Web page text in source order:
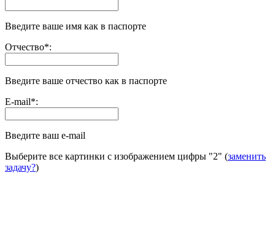
Введите ваше имя как в паспорте
Отчество*:
Введите ваше отчество как в паспорте
E-mail*:
Введите ваш e-mail
Выберите все картинки с изображением цифры "2" (заменить
задачу?)